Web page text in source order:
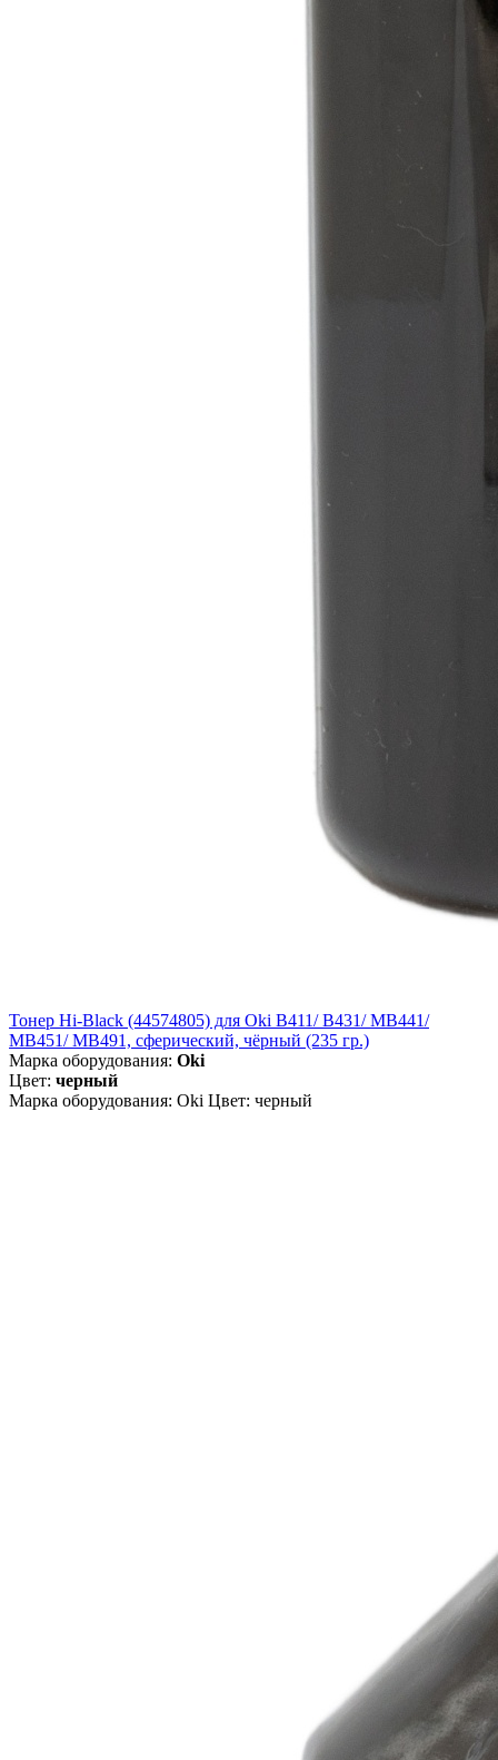
Тонер Hi-Black (44574805) для Oki B411/ B431/ MB441/
MB451/ MB491, сферический, чёрный (235 гр.)
Марка оборудования: Oki
Цвет: черный
Марка оборудования: Oki Цвет: черный